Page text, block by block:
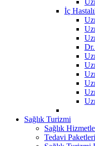
İç
Sağlık Turizmi
Sağlık
Tedavi Paketleri